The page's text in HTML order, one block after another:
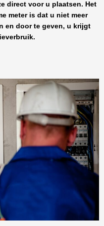
direct voor u plaatsen. Het
meter is dat u niet meer
en door te geven, u krijgt